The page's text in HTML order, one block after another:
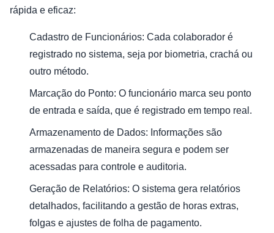
rápida e eficaz:
Cadastro de Funcionários: Cada colaborador é
registrado no sistema, seja por biometria, crachá ou
outro método.
Marcação do Ponto: O funcionário marca seu ponto
de entrada e saída, que é registrado em tempo real.
Armazenamento de Dados: Informações são
armazenadas de maneira segura e podem ser
acessadas para controle e auditoria.
Geração de Relatórios: O sistema gera relatórios
detalhados, facilitando a gestão de horas extras,
folgas e ajustes de folha de pagamento.